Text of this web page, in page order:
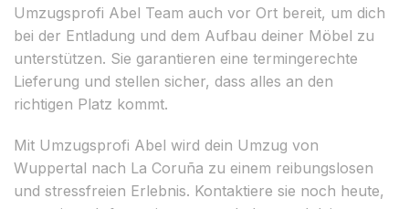
Umzugsprofi Abel Team auch vor Ort bereit, um dich
bei der Entladung und dem Aufbau deiner Möbel zu
unterstützen. Sie garantieren eine termingerechte
Lieferung und stellen sicher, dass alles an den
richtigen Platz kommt.
Mit Umzugsprofi Abel wird dein Umzug von
Wuppertal nach La Coruña zu einem reibungslosen
und stressfreien Erlebnis. Kontaktiere sie noch heute,